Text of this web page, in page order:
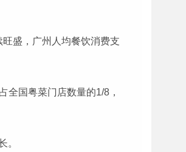
盛，广州人均餐饮消费支
全国粤菜门店数量的1/8，
。